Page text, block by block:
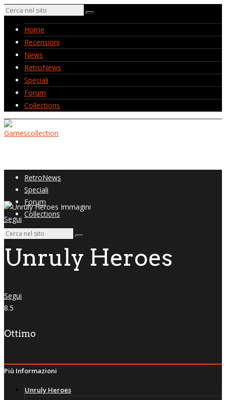
Home
Recensioni
News
RetroNews
Speciali
Forum
Collections
RetroNews
Speciali
Forum
Collections
Segui
Unruly Heroes
Segui
8.5
Ottimo
Più Informazioni
Unruly Heroes